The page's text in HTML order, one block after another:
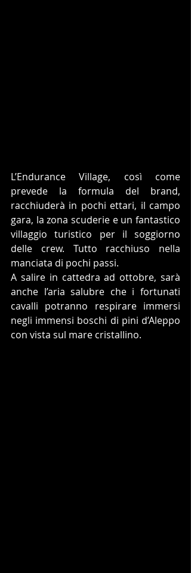
L’Endurance Village, così come
prevede la formula del brand,
racchiuderà in pochi ettari, il campo
gara, la zona scuderie e un fantastico
villaggio turistico per il soggiorno
delle crew. Tutto racchiuso nella
manciata di pochi passi.
A salire in cattedra ad ottobre, sarà
anche l’aria salubre che i fortunati
cavalli potranno respirare immersi
negli immensi boschi di pini d’Aleppo
con vista sul mare cristallino.